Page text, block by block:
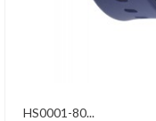
HS0001-80...